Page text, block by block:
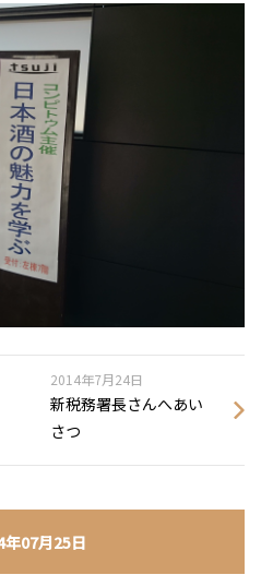
年07月25日
2014年7月24日
新税務署長さんへあい
さつ